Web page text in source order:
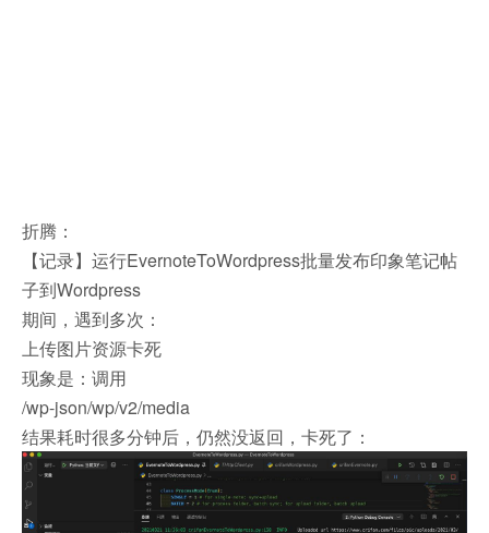
折腾：
【记录】运行EvernoteToWordpress批量发布印象笔记帖
子到Wordpress
期间，遇到多次：
上传图片资源卡死
现象是：调用
/wp-json/wp/v2/media
结果耗时很多分钟后，仍然没返回，卡死了：